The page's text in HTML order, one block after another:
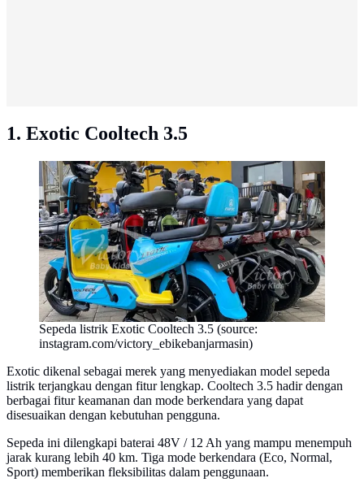
1. Exotic Cooltech 3.5
Sepeda listrik Exotic Cooltech 3.5 (source:
instagram.com/victory_ebikebanjarmasin)
Exotic dikenal sebagai merek yang menyediakan model sepeda
listrik terjangkau dengan fitur lengkap. Cooltech 3.5 hadir dengan
berbagai fitur keamanan dan mode berkendara yang dapat
disesuaikan dengan kebutuhan pengguna.
Sepeda ini dilengkapi baterai 48V / 12 Ah yang mampu menempuh
jarak kurang lebih 40 km. Tiga mode berkendara (Eco, Normal,
Sport) memberikan fleksibilitas dalam penggunaan.